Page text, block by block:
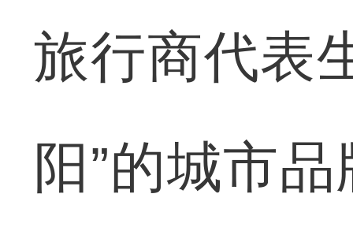
旅行商代表
阳”的城市